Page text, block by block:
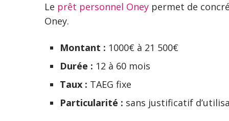
Le prêt personnel Oney permet de
Oney.
Montant : 1000€ à 21 500€
Durée : 12 à 60 mois
Taux : TAEG fixe
Particularité : sans justificatif